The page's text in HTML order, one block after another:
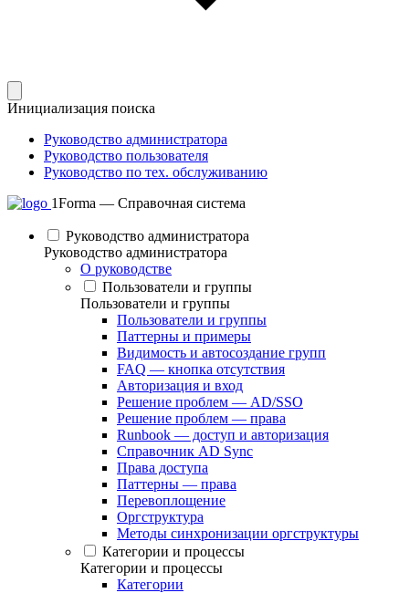
Инициализация поиска
Руководство администратора
Руководство пользователя
Руководство по тех. обслуживанию
1Forma — Справочная система
Руководство администратора
Руководство администратора
О руководстве
Пользователи и группы
Пользователи и группы
Пользователи и группы
Паттерны и примеры
Видимость и автосоздание групп
FAQ — кнопка отсутствия
Авторизация и вход
Решение проблем — AD/SSO
Решение проблем — права
Runbook — доступ и авторизация
Справочник AD Sync
Права доступа
Паттерны — права
Перевоплощение
Оргструктура
Методы синхронизации оргструктуры
Категории и процессы
Категории и процессы
Категории